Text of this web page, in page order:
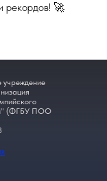
рекордов! 🚀
учреждение
(ФГБУ ПОО